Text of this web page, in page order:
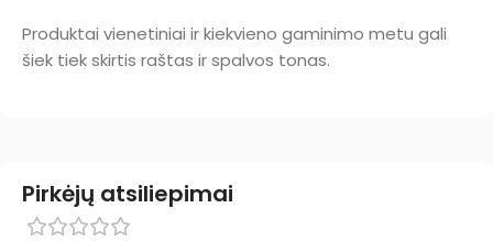
Produktai vienetiniai ir kiekvieno gaminimo metu gali
šiek tiek skirtis raštas ir spalvos tonas.
Pirkėjų atsiliepimai